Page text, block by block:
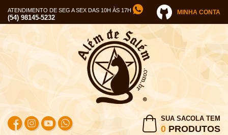
ATENDIMENTO DE SEG A SEX DAS 10H ÀS 17H
(54) 98145-5232
MINHA CONTA
SUA SACOLA TEM
0 PRODUTOS